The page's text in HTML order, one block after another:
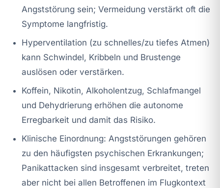
Angststörung sein; Vermeidung verstärkt oft die
Symptome langfristig.
Hyperventilation (zu schnelles/zu tiefes Atmen)
kann Schwindel, Kribbeln und Brustenge
auslösen oder verstärken.
Koffein, Nikotin, Alkoholentzug, Schlafmangel
und Dehydrierung erhöhen die autonome
Erregbarkeit und damit das Risiko.
Klinische Einordnung: Angststörungen gehören
zu den häufigsten psychischen Erkrankungen;
Panikattacken sind insgesamt verbreitet, treten
aber nicht bei allen Betroffenen im Flugkontext